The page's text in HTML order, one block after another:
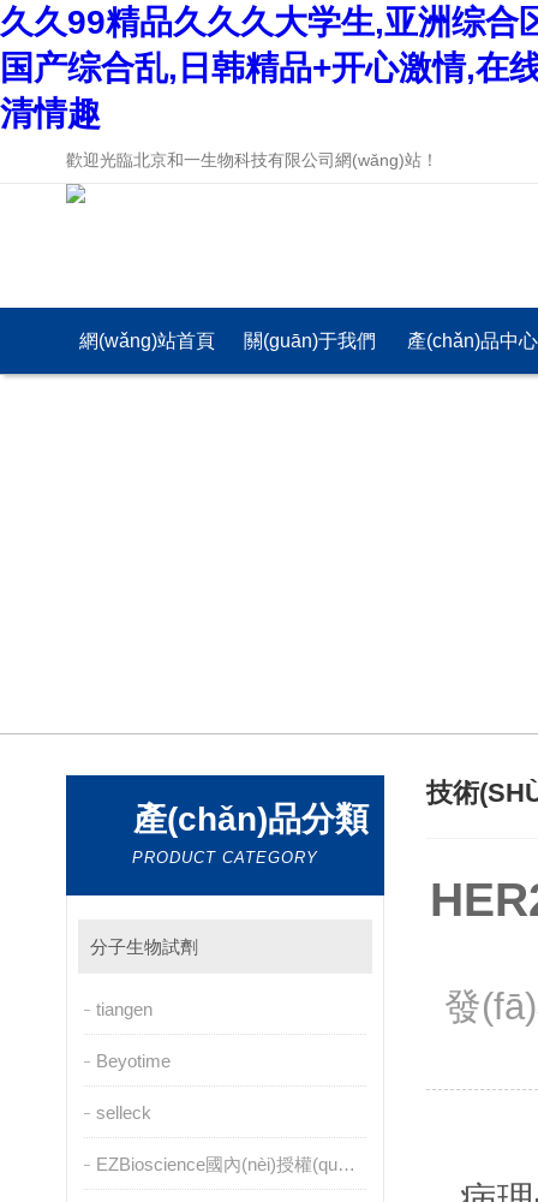
久久99精品久久久大学生,亚洲综
国产综合乱,日韩精品+开心激情,在
清情趣
歡迎光臨北京和一生物科技有限公司網(wǎng)站！
網(wǎng)站首頁 關(guān)于我們 產(chǎn)品中心
產(chǎn)品分類
PRODUCT CATEGORY
分子生物試劑
tiangen
Beyotime
selleck
EZBioscience國內(nèi)授權(quán)代理
技術
發